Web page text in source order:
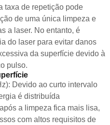
taxa de repetição pode
de uma única limpeza e
a laser. No entanto, é
do laser para evitar danos
da superfície devido à
pulso.
Devido ao curto intervalo
é distribuída
a limpeza fica mais lisa,
com altos requisitos de